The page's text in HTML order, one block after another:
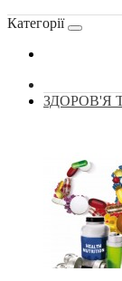
Категорії
ЗДОРОВ'Я